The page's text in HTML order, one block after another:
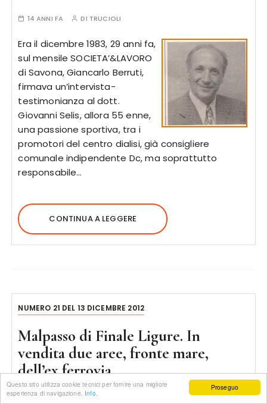
Proseguo
Questo sito utilizza cookie tecnici per fornire una migliore
esperienza di navigazione. Info.
14 ANNI FA DI TRUCIOLI
Era il dicembre 1983, 29 anni fa,
sul mensile SOCIETA’&LAVORO
di Savona, Giancarlo Berruti,
firmava un’intervista-
testimonianza al dott.
Giovanni Selis, allora 55 enne,
una passione sportiva, tra i
promotori del centro dialisi, già consigliere
comunale indipendente Dc, ma soprattutto
responsabile…
CONTINUA A LEGGERE
NUMERO 21 DEL 13 DICEMBRE 2012
Malpasso di Finale Ligure. In
vendita due aree, fronte mare,
dell’ex ferrovia
14 ANNI FA